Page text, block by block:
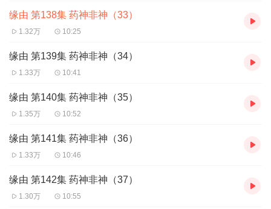
缘由 第138集 药神非神（33）
1.32万 10:25
缘由 第139集 药神非神（34）
1.33万 10:41
缘由 第140集 药神非神（35）
1.35万 10:52
缘由 第141集 药神非神（36）
1.33万 10:46
缘由 第142集 药神非神（37）
1.30万 10:55